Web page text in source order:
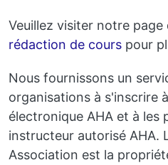
Veuillez visiter notre page
rédaction de cours pour
Nous fournissons un
organisations à s'inscrire
électronique AHA et à les
instructeur autorisé AHA.
Association est la